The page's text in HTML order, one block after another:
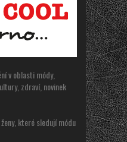
v oblasti módy,
zdraví, novinek
které sledují módu